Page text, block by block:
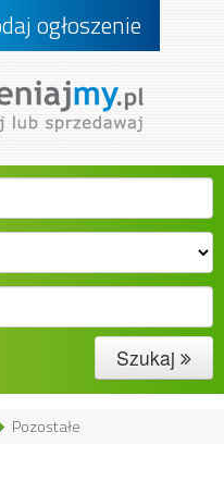
ogłoszenie
Szukaj
Pozostałe